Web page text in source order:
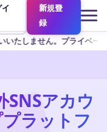
イ
新規登
録
には追加のボーナス
アカウ
ラットフ